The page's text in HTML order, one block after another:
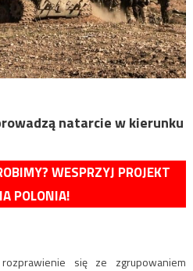
natarcie w kierunku
WESPRZYJ PROJEKT
POLONIA!
się ze zgrupowaniem